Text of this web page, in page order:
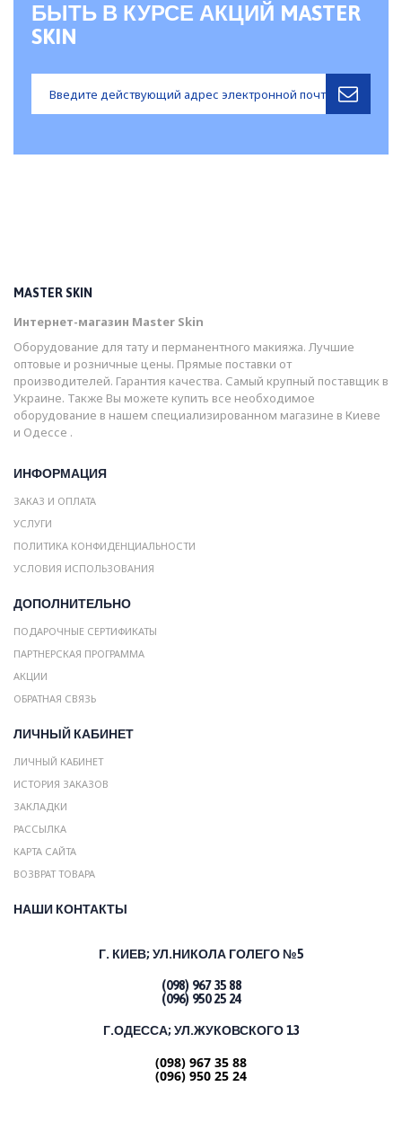
БЫТЬ В КУРСЕ АКЦИЙ MASTER
SKIN
MASTER SKIN
Интернет-магазин Master Skin
Оборудование для тату и перманентного макияжа. Лучшие
оптовые и розничные цены. Прямые поставки от
производителей. Гарантия качества. Самый крупный поставщик в
Украине. Также Вы можете купить все необходимое
оборудование в нашем специализированном магазине в Киеве
и Одессе .
ИНФОРМАЦИЯ
ЗАКАЗ И ОПЛАТА
УСЛУГИ
ПОЛИТИКА КОНФИДЕНЦИАЛЬНОСТИ
УСЛОВИЯ ИСПОЛЬЗОВАНИЯ
ДОПОЛНИТЕЛЬНО
ПОДАРОЧНЫЕ СЕРТИФИКАТЫ
ПАРТНЕРСКАЯ ПРОГРАММА
АКЦИИ
ОБРАТНАЯ СВЯЗЬ
ЛИЧНЫЙ КАБИНЕТ
ЛИЧНЫЙ КАБИНЕТ
ИСТОРИЯ ЗАКАЗОВ
ЗАКЛАДКИ
РАССЫЛКА
КАРТА САЙТА
ВОЗВРАТ ТОВАРА
НАШИ КОНТАКТЫ
Г. КИЕВ; УЛ.НИКОЛА ГОЛЕГО №5
(098) 967 35 88
(096) 950 25 24
Г.ОДЕССА; УЛ.ЖУКОВСКОГО 13
(098) 967 35 88
(096) 950 25 24